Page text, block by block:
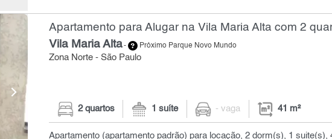
Apartamento para Alugar na Vila Maria Alta com 2
Vila Maria Alta- Próximo Parque Novo Mundo
Zona Norte - São Paulo
2 quartos 1 suíte - vaga 41 m²
Apartamento (apartamento padrão) para locação, 2 dorm(s), 1 suite(s),